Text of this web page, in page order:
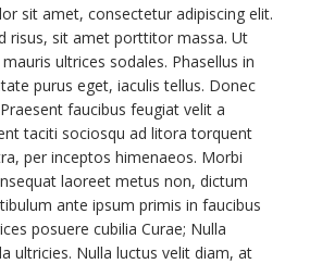
sit amet, consectetur adipiscing elit.
risus, sit amet porttitor massa. Ut
ultrices sodales. Phasellus in
purus eget, iaculis tellus. Donec
faucibus feugiat velit a
taciti sociosqu ad litora torquent
per inceptos himenaeos. Morbi
laoreet metus non, dictum
ante ipsum primis in faucibus
posuere cubilia Curae; Nulla
ultricies. Nulla luctus velit diam, at